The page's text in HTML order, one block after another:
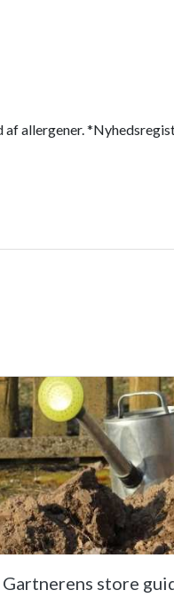
allergener.
Gartnerens store